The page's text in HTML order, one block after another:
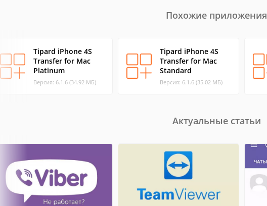
Похожие приложения
Tipard iPhone 4S
Transfer for Mac
Platinum
Версия: 6.1.6 (34.92 МБ)
Tipard iPhone 4S
Transfer for Mac
Standard
Версия: 6.1.6 (35.02 МБ)
Актуальные статьи